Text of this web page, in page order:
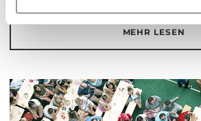
MEHR LESEN